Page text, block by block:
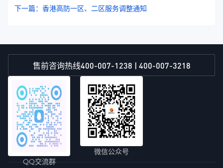
下一篇：香港高防一区、二区服务调整通知
售前咨询热线400-007-1238 | 400-007-3218
QQ交流群
微信公众号